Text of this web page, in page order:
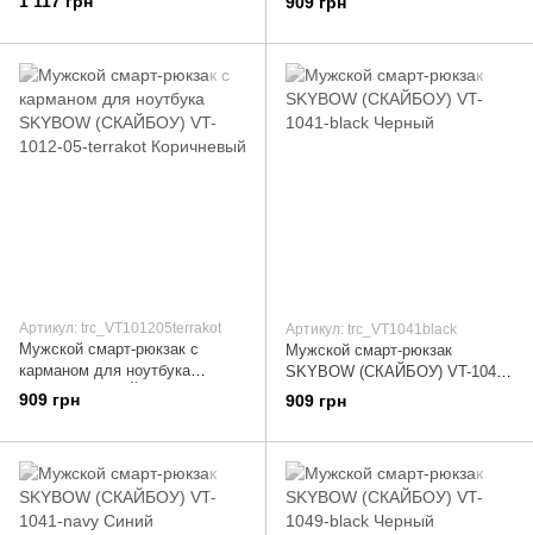
05-nany Синий
Артикул: trc_VT101205terrakot
Мужской смарт-рюкзак с
карманом для ноутбука
SKYBOW (СКАЙБОУ) VT-1012-
05-terrakot Коричневый
909 грн
Артикул: trc_VT1041black
Мужской смарт-рюкзак
SKYBOW (СКАЙБОУ) VT-1041-
black Черный
909 грн